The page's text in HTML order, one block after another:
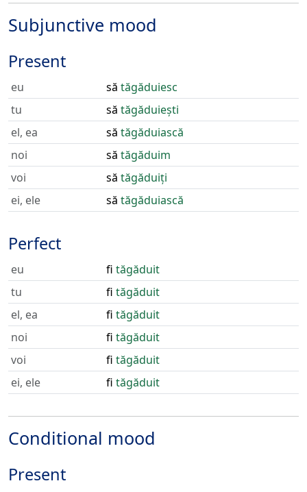
Subjunctive mood
Present
eu să tăgăduiesc
tu
să tăgăduiești
el, ea
să tăgăduiască
noi
să tăgăduim
voi
să tăgăduiți
ei, ele
să tăgăduiască
Perfect
eu fi tăgăduit
tu
fi tăgăduit
el, ea
fi tăgăduit
noi
fi tăgăduit
voi
fi tăgăduit
ei, ele
fi tăgăduit
Conditional mood
Present